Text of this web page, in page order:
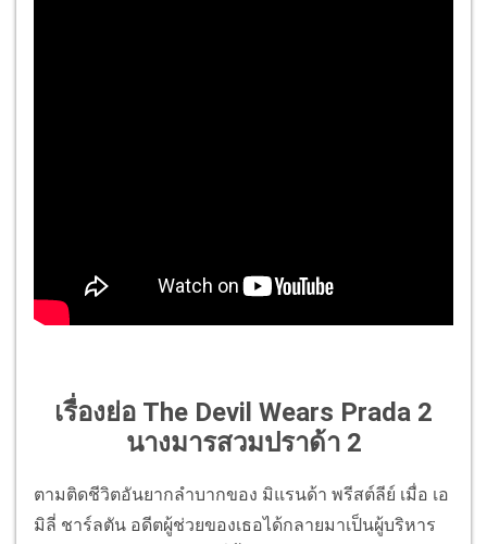
เรื่องย่อ The Devil Wears Prada 2
นางมารสวมปราด้า 2
ตามติดชีวิตอันยากลำบากของ มิแรนด้า พรีสต์ลีย์ เมื่อ เอ
มิลี่ ชาร์ลตัน อดีตผู้ช่วยของเธอได้กลายมาเป็นผู้บริหาร